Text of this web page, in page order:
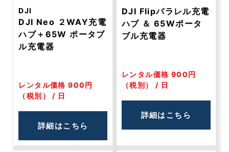
DJI
DJI Neo ２WAY充電
ハブ＋65W ポータブ
ル充電器
レンタル価格 900円
（税別） / 日
詳細はこちら
DJI Flipパラレル充電
ハブ ＆ 65Wポータ
ブル充電器
レンタル価格 900円
（税別） / 日
詳細はこちら